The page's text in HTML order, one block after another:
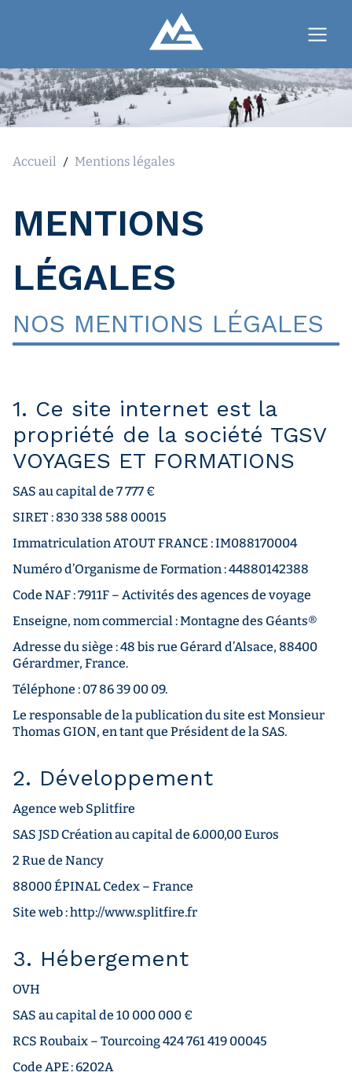
Accueil / Mentions légales
MENTIONS
LÉGALES
NOS MENTIONS LÉGALES
1. Ce site internet est la
propriété de la société TGSV
VOYAGES ET FORMATIONS
SAS au capital de 7 777 €
SIRET : 830 338 588 00015
Immatriculation ATOUT FRANCE : IM088170004
Numéro d’Organisme de Formation : 44880142388
Code NAF : 7911F – Activités des agences de voyage
Enseigne, nom commercial : Montagne des Géants®
Adresse du siège : 48 bis rue Gérard d’Alsace, 88400
Gérardmer, France.
Téléphone : 07 86 39 00 09.
Le responsable de la publication du site est Monsieur
Thomas GION, en tant que Président de la SAS.
2. Développement
Agence web Splitfire
SAS JSD Création au capital de 6.000,00 Euros
2 Rue de Nancy
88000 ÉPINAL Cedex – France
Site web : http://www.splitfire.fr
3. Hébergement
OVH
SAS au capital de 10 000 000 €
RCS Roubaix – Tourcoing 424 761 419 00045
Code APE : 6202A